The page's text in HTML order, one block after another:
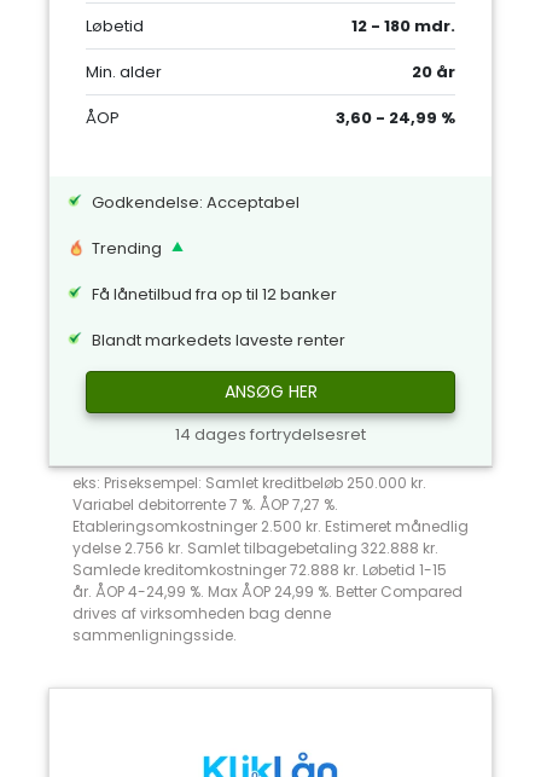
Løbetid
12 - 180 mdr.
Min. alder
20 år
ÅOP
3,60 - 24,99 %
Godkendelse: Acceptabel
Trending
Få lånetilbud fra op til 12 banker
Blandt markedets laveste renter
ANSØG HER
14 dages fortrydelsesret
eks: Priseksempel: Samlet kreditbeløb 250.000 kr.
Variabel debitorrente 7 %. ÅOP 7,27 %.
Etableringsomkostninger 2.500 kr. Estimeret månedlig
ydelse 2.756 kr. Samlet tilbagebetaling 322.888 kr.
Samlede kreditomkostninger 72.888 kr. Løbetid 1-15
år. ÅOP 4-24,99 %. Max ÅOP 24,99 %. Better Compared
drives af virksomheden bag denne
sammenligningsside.